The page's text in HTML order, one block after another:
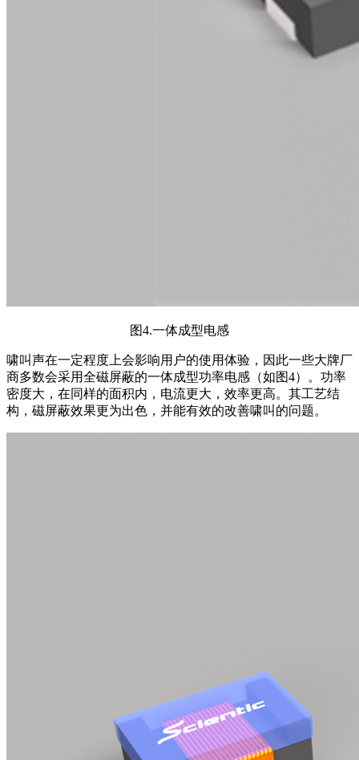
图4.一体成型电感
啸叫声在一定程度上会影响用户的使用体验，因此一些大牌厂
商多数会采用全磁屏蔽的一体成型功率电感 （如图4）
。功率
密度大，在同样的面积内，电流更大，效率更高。其工艺结
构，磁屏蔽效果更为出色， 并能有效的改善啸叫的问题。